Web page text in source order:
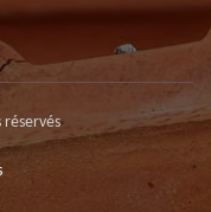
réservés